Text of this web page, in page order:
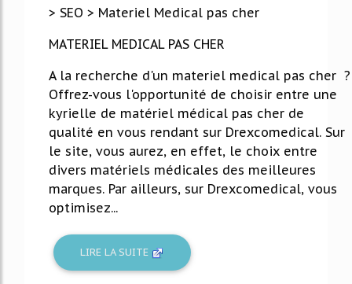
> SEO > Materiel Medical pas cher
MATERIEL MEDICAL PAS CHER
A la recherche d'un materiel medical pas cher ?
Offrez-vous l'opportunité de choisir entre une
kyrielle de matériel médical pas cher de
qualité en vous rendant sur Drexcomedical. Sur
le site, vous aurez, en effet, le choix entre
divers matériels médicales des meilleures
marques. Par ailleurs, sur Drexcomedical, vous
optimisez...
LIRE LA SUITE